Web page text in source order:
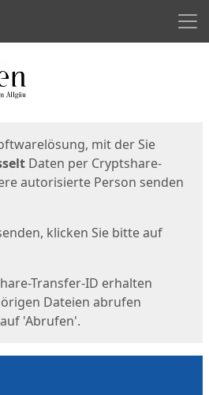
mit der Sie
Daten per Cryptshare-
autorisierte Person senden
klicken Sie bitte auf
Transfer-ID erhalten
Dateien abrufen
'Abrufen'.